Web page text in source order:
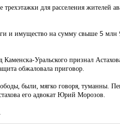
трехэтажки для расселения жителей
и имущество на сумму свыше 5
Уральского признал
обжаловала приговор.
были, мягко говоря, туманны.
его адвокат Юрий Морозов.